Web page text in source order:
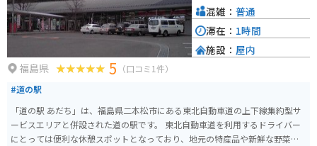
福島県 5 （口コミ1件）
#道の駅
「道の駅 あだち」は、福島県二本松市にある東北自動車道の上下線集約型サ
ービスエリアと併設された道の駅です。 東北自動車道を利用するドライバー
にとっては便利な休憩スポットとなっており、地元の特産品や新鮮な野菜な
混雑： 普通
滞在： 1時間
施設： 屋内